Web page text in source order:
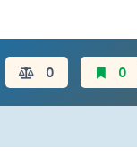
0 0